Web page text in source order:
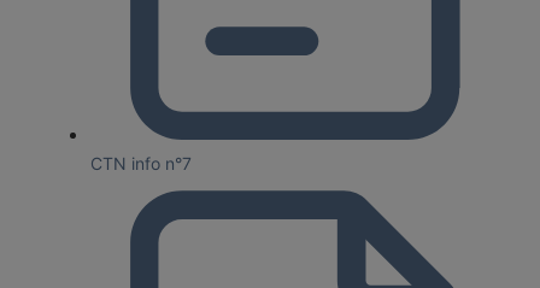
CTN info n°7